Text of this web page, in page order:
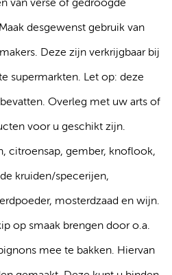
van verse of gedroogde
desgewenst gebruik van
Deze zijn verkrijgbaar bij
supermarkten. Let op: deze
Overleg met uw arts of
voor u geschikt zijn.
citroensap, gember, knoflook,
kruiden/specerijen,
mosterdzaad en wijn.
op smaak brengen door o.a.
mee te bakken. Hiervan